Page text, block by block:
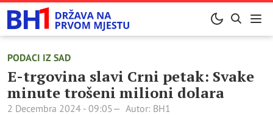
PODACI IZ SAD
E-trgovina slavi Crni petak: Svake
minute trošeni milioni dolara
2 Decembra 2024 - 09:05 Autor: BH1